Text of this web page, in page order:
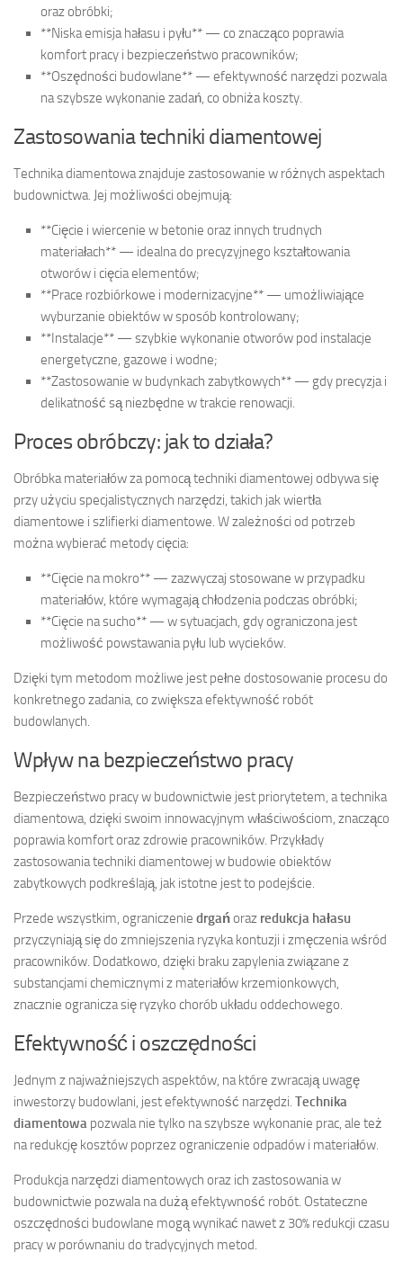
oraz obróbki;
**Niska emisja hałasu i pyłu** — co znacząco poprawia
komfort pracy i bezpieczeństwo pracowników;
**Oszędności budowlane** — efektywność narzędzi pozwala
na szybsze wykonanie zadań, co obniża koszty.
Zastosowania techniki diamentowej
Technika diamentowa znajduje zastosowanie w różnych aspektach
budownictwa. Jej możliwości obejmują:
**Cięcie i wiercenie w betonie oraz innych trudnych
materiałach** — idealna do precyzyjnego kształtowania
otworów i cięcia elementów;
**Prace rozbiórkowe i modernizacyjne** — umożliwiające
wyburzanie obiektów w sposób kontrolowany;
**Instalacje** — szybkie wykonanie otworów pod instalacje
energetyczne, gazowe i wodne;
**Zastosowanie w budynkach zabytkowych** — gdy precyzja i
delikatność są niezbędne w trakcie renowacji.
Proces obróbczy: jak to działa?
Obróbka materiałów za pomocą techniki diamentowej odbywa się
przy użyciu specjalistycznych narzędzi, takich jak wiertła
diamentowe i szlifierki diamentowe. W zależności od potrzeb
można wybierać metody cięcia:
**Cięcie na mokro** — zazwyczaj stosowane w przypadku
materiałów, które wymagają chłodzenia podczas obróbki;
**Cięcie na sucho** — w sytuacjach, gdy ograniczona jest
możliwość powstawania pyłu lub wycieków.
Dzięki tym metodom możliwe jest pełne dostosowanie procesu do
konkretnego zadania, co zwiększa efektywność robót
budowlanych.
Wpływ na bezpieczeństwo pracy
Bezpieczeństwo pracy w budownictwie jest priorytetem, a technika
diamentowa, dzięki swoim innowacyjnym właściwościom, znacząco
poprawia komfort oraz zdrowie pracowników. Przykłady
zastosowania techniki diamentowej w budowie obiektów
zabytkowych podkreślają, jak istotne jest to podejście.
Przede wszystkim, ograniczenie drgańoraz redukcja hałasu
przyczyniają się do zmniejszenia ryzyka kontuzji i zmęczenia wśród
pracowników. Dodatkowo, dzięki braku zapylenia związane z
substancjami chemicznymi z materiałów krzemionkowych,
znacznie ogranicza się ryzyko chorób układu oddechowego.
Efektywność i oszczędności
Jednym z najważniejszych aspektów, na które zwracają uwagę
inwestorzy budowlani, jest efektywność narzędzi. Technika
diamentowa pozwala nie tylko na szybsze wykonanie prac, ale też
na redukcję kosztów poprzez ograniczenie odpadów i materiałów.
Produkcja narzędzi diamentowych oraz ich zastosowania w
budownictwie pozwala na dużą efektywność robót. Ostateczne
oszczędności budowlane mogą wynikać nawet z 30% redukcji czasu
pracy w porównaniu do tradycyjnych metod.